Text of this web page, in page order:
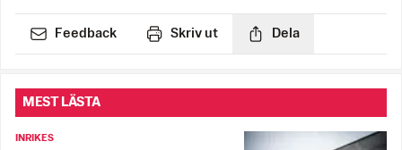
Feedback Skriv ut Dela
MEST LÄSTA
INRIKES